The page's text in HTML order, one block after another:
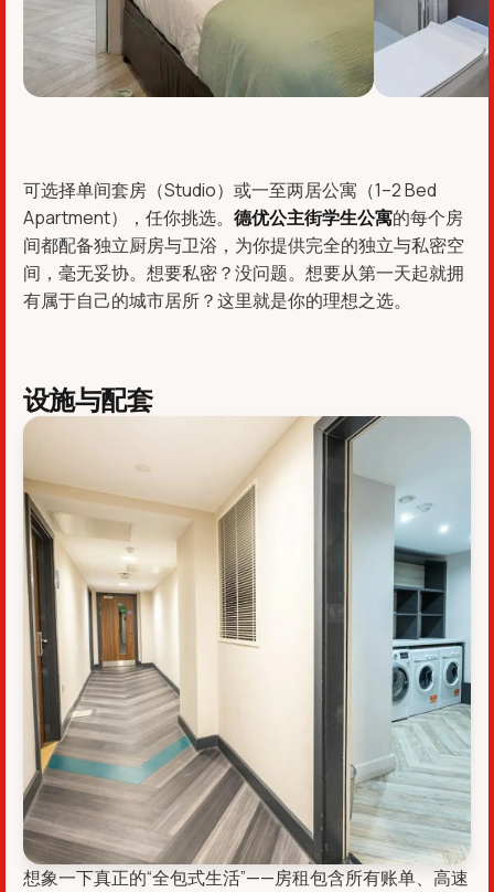
可选择单间套房（Studio）或一至两居公寓（1–2 Bed
Apartment），任你挑选。 德优公主街学生公寓的每个房
间都配备独立厨房与卫浴，为你提供完全的独立与私密空
间，毫无妥协。想要私密？没问题。想要从第一天起就拥
有属于自己的城市居所？这里就是你的理想之选。
设施与配套
想象一下真正的“全包式生活”——房租包含所有账单、高速